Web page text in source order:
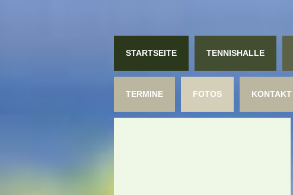
STARTSEITE TENNISHALLE
TERMINE FOTOS KONTAKT